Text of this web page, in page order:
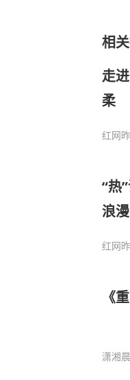
相
走
柔
红网
“热
浪漫
红网
《
潇湘